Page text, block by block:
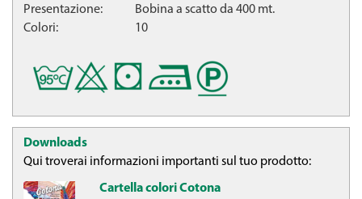
Presentazione:
Bobina a scatto da 400 mt.
Colori:
10
Downloads
Qui troverai informazioni importanti sul tuo prodotto:
Cartella colori Cotona